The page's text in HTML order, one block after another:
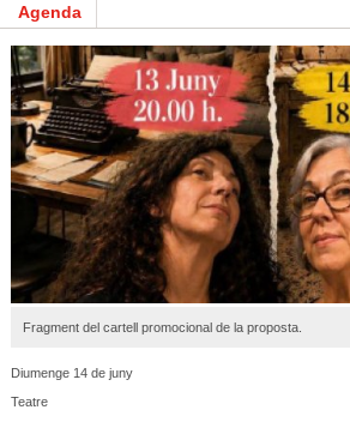
Agenda
Fragment del cartell promocional de la proposta.
Diumenge 14 de juny
Teatre